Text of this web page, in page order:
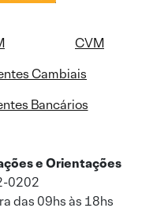
CVM
Cambiais
Bancários
e Orientações
0202
das 09hs às 18hs